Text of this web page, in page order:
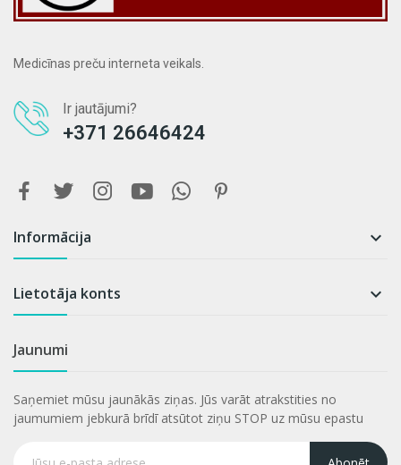
Medicīnas preču interneta veikals.
Ir jautājumi?
+371 26646424
Informācija 
Lietotāja konts 
Jaunumi
Saņemiet mūsu jaunākās ziņas. Jūs varāt atrakstities no
jaumumiem jebkurā brīdī atsūtot ziņu STOP uz mūsu epastu